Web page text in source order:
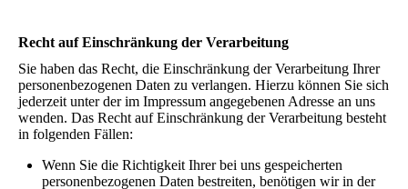
Recht auf Einschränkung der Verarbeitung
Sie haben das Recht, die Einschränkung der Verarbeitung Ihrer
personenbezogenen Daten zu verlangen. Hierzu können Sie sich
jederzeit unter der im Impressum angegebenen Adresse an uns
wenden. Das Recht auf Einschränkung der Verarbeitung besteht
in folgenden Fällen:
Wenn Sie die Richtigkeit Ihrer bei uns gespeicherten
personenbezogenen Daten bestreiten, benötigen wir in der